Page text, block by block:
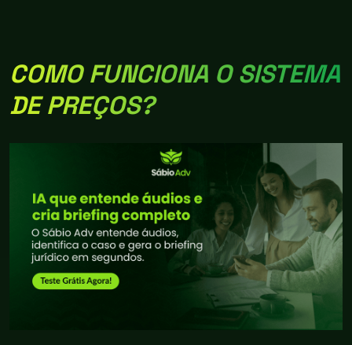
COMO FUNCIONA O SISTEMA
DE PREÇOS?